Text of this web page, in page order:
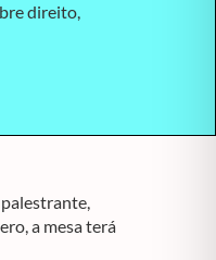
direito,
a mesa terá